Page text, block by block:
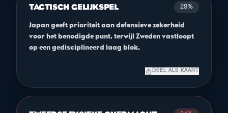
TACTISCH GELIJKSPEL 28%
Japan geeft prioriteit aan defensieve zekerheid
voor het benodigde punt, terwijl Zweden vastloopt
op een gedisciplineerd laag blok.
ios_share DEEL ALS KAART